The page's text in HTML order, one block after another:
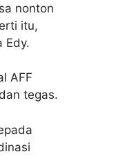
nonton
itu,
Edy.
AFF
tegas.